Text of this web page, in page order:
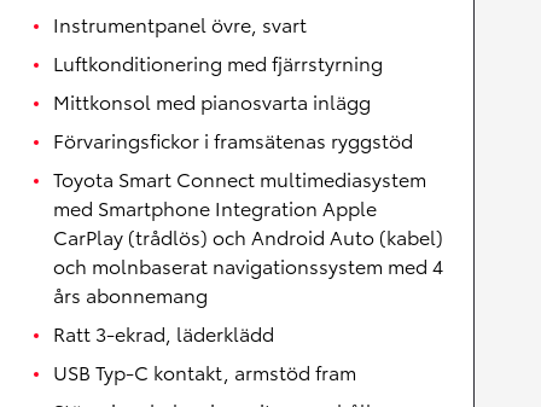
Instrumentpanel övre, svart
Luftkonditionering med fjärrstyrning
Mittkonsol med pianosvarta inlägg
Förvaringsfickor i framsätenas ryggstöd
Toyota Smart Connect multimediasystem
med Smartphone Integration Apple
CarPlay (trådlös) och Android Auto (kabel)
och molnbaserat navigationssystem med 4
års abonnemang
Ratt 3-ekrad, läderklädd
USB Typ-C kontakt, armstöd fram